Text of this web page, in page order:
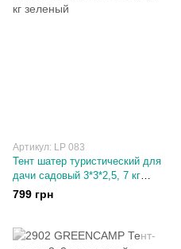
Артикул: LP 083
Тент шатер туристический для
дачи садовый 3*3*2,5, 7 кг
зеленый
799 грн